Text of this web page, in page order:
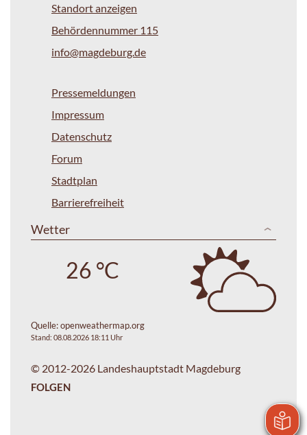
Standort anzeigen
Behördennummer 115
info@magdeburg.de
Pressemeldungen
Impressum
Datenschutz
Forum
Stadtplan
Barrierefreiheit
Wetter
26 °C
Quelle:openweathermap.org
Stand: 08.08.2026 18:11 Uhr
© 2012-2026 Landeshauptstadt Magdeburg
FOLGEN